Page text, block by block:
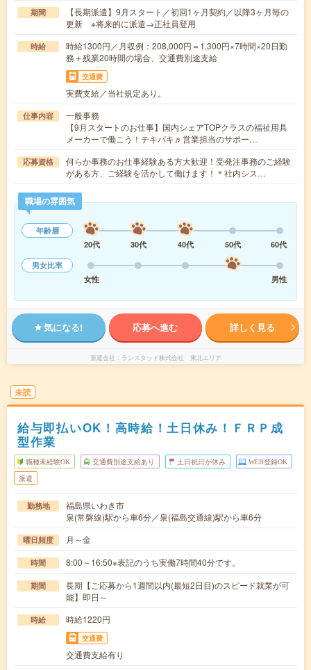
期間
【長期派遣】9月スタート／初回1ヶ月契約／以降3ヶ月毎の
更新 ※将来的に派遣→正社員登用
時給
時給1300円／月収例：208,000円＝1,300円×7時間×20日勤
務＋残業20時間の場合、交通費別途支給
交通費
実費支給／当社規定あり。
仕事内容
一般事務
【9月スタートのお仕事】国内シェアTOPクラスの福祉用具
メーカーで働こう！テキパキ♬営業担当のサポー…
応募資格
何らか事務のお仕事経験ある方大歓迎！受発注事務のご経験
がある方、ご経験を活かして働けます！＊社内シス…
職場の雰囲気
年齢層
20代
30代 40代 50代
60代
男女比率
女性
男性
気になる! 応募へ進む 詳しく見る
派遣会社 ランスタッド株式会社 東北エリア
未読
給与即払いOK！高時給！土日休み！ＦＲＰ成
型作業
職種未経験OK 交通費別途支給あり 土日祝日が休み WEB登録OK
派遣
勤務地
福島県いわき市
泉(常磐線)駅から車6分／泉(福島交通線)駅から車6分
曜日頻度 月～金
時間 8:00～16:50※表記のうち実働7時間40分です。
期間
長期【ご応募から1週間以内(最短2日目)のスピード就業が可
能】即日～
時給 時給1220円
交通費
交通費支給有り